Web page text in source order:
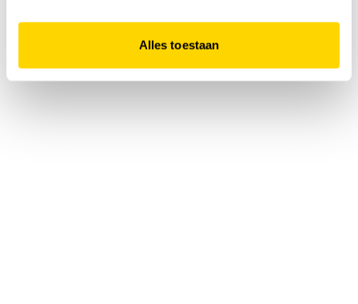
Alles toestaan